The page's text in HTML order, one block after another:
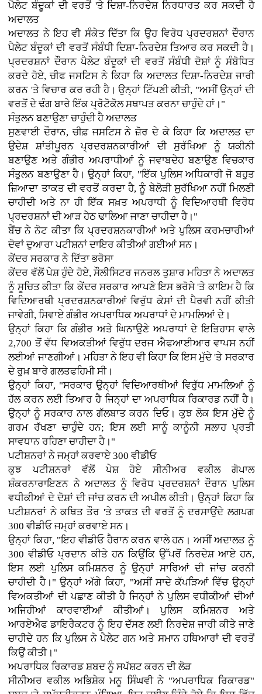
ਪੈਲੇਟ ਬੰਦੂਕਾਂ ਦੀ ਵਰਤੋਂ 'ਤੇ ਦਿਸ਼ਾ-ਨਿਰਦੇਸ਼ ਨਿਰਧਾਰਤ ਕਰ ਸਕਦੀ ਹੈ
ਅਦਾਲਤ
ਅਦਾਲਤ ਨੇ ਇਹ ਵੀ ਸੰਕੇਤ ਦਿੱਤਾ ਕਿ ਉਹ ਵਿਰੋਧ ਪ੍ਰਦਰਸ਼ਨਾਂ ਦੌਰਾਨ
ਪੈਲੇਟ ਬੰਦੂਕਾਂ ਦੀ ਵਰਤੋਂ ਸੰਬੰਧੀ ਦਿਸ਼ਾ-ਨਿਰਦੇਸ਼ ਤਿਆਰ ਕਰ ਸਕਦੀ ਹੈ।
ਪ੍ਰਦਰਸ਼ਨਾਂ ਦੌਰਾਨ ਪੈਲੇਟ ਬੰਦੂਕਾਂ ਦੀ ਵਰਤੋਂ ਸੰਬੰਧੀ ਦੋਸ਼ਾਂ ਨੂੰ ਸੰਬੋਧਿਤ
ਕਰਦੇ ਹੋਏ, ਚੀਫ ਜਸਟਿਸ ਨੇ ਕਿਹਾ ਕਿ ਅਦਾਲਤ ਦਿਸ਼ਾ-ਨਿਰਦੇਸ਼ ਜਾਰੀ
ਕਰਨ 'ਤੇ ਵਿਚਾਰ ਕਰ ਰਹੀ ਹੈ। ਉਨ੍ਹਾਂ ਟਿੱਪਣੀ ਕੀਤੀ, "ਅਸੀਂ ਉਨ੍ਹਾਂ ਦੀ
ਵਰਤੋਂ ਦੇ ਢੰਗ ਬਾਰੇ ਇੱਕ ਪ੍ਰੋਟੋਕੋਲ ਸਥਾਪਤ ਕਰਨਾ ਚਾਹੁੰਦੇ ਹਾਂ।"
ਸੰਤੁਲਨ ਬਣਾਉਣਾ ਚਾਹੁੰਦੀ ਹੈ ਅਦਾਲਤ
ਸੁਣਵਾਈ ਦੌਰਾਨ, ਚੀਫ਼ ਜਸਟਿਸ ਨੇ ਜ਼ੋਰ ਦੇ ਕੇ ਕਿਹਾ ਕਿ ਅਦਾਲਤ ਦਾ
ਉਦੇਸ਼ ਸ਼ਾਂਤੀਪੂਰਨ ਪ੍ਰਦਰਸ਼ਨਕਾਰੀਆਂ ਦੀ ਸੁਰੱਖਿਆ ਨੂੰ ਯਕੀਨੀ
ਬਣਾਉਣ ਅਤੇ ਗੰਭੀਰ ਅਪਰਾਧੀਆਂ ਨੂੰ ਜਵਾਬਦੇਹ ਬਣਾਉਣ ਵਿਚਕਾਰ
ਸੰਤੁਲਨ ਬਣਾਉਣਾ ਹੈ। ਉਨ੍ਹਾਂ ਕਿਹਾ, "ਇੱਕ ਪੁਲਿਸ ਅਧਿਕਾਰੀ ਜੋ ਬਹੁਤ
ਜ਼ਿਆਦਾ ਤਾਕਤ ਦੀ ਵਰਤੋਂ ਕਰਦਾ ਹੈ, ਨੂੰ ਬੇਲੋੜੀ ਸੁਰੱਖਿਆ ਨਹੀਂ ਮਿਲਣੀ
ਚਾਹੀਦੀ ਅਤੇ ਨਾ ਹੀ ਇੱਕ ਸਖ਼ਤ ਅਪਰਾਧੀ ਨੂੰ ਵਿਦਿਆਰਥੀ ਵਿਰੋਧ
ਪ੍ਰਦਰਸ਼ਨਾਂ ਦੀ ਆੜ ਹੇਠ ਢਾਲਿਆ ਜਾਣਾ ਚਾਹੀਦਾ ਹੈ।"
ਬੈਂਚ ਨੇ ਨੋਟ ਕੀਤਾ ਕਿ ਪ੍ਰਦਰਸ਼ਨਕਾਰੀਆਂ ਅਤੇ ਪੁਲਿਸ ਕਰਮਚਾਰੀਆਂ
ਦੋਵਾਂ ਦੁਆਰਾ ਪਟੀਸ਼ਨਾਂ ਦਾਇਰ ਕੀਤੀਆਂ ਗਈਆਂ ਸਨ।
ਕੇਂਦਰ ਸਰਕਾਰ ਨੇ ਦਿੱਤਾ ਭਰੋਸਾ
ਕੇਂਦਰ ਵੱਲੋਂ ਪੇਸ਼ ਹੁੰਦੇ ਹੋਏ, ਸੌਲੀਸਿਟਰ ਜਨਰਲ ਤੁਸ਼ਾਰ ਮਹਿਤਾ ਨੇ ਅਦਾਲਤ
ਨੂੰ ਸੂਚਿਤ ਕੀਤਾ ਕਿ ਕੇਂਦਰ ਸਰਕਾਰ ਆਪਣੇ ਇਸ ਭਰੋਸੇ 'ਤੇ ਕਾਇਮ ਹੈ ਕਿ
ਵਿਦਿਆਰਥੀ ਪ੍ਰਦਰਸ਼ਨਕਾਰੀਆਂ ਵਿਰੁੱਧ ਕੇਸਾਂ ਦੀ ਪੈਰਵੀ ਨਹੀਂ ਕੀਤੀ
ਜਾਵੇਗੀ, ਸਿਵਾਏ ਗੰਭੀਰ ਅਪਰਾਧਿਕ ਅਪਰਾਧਾਂ ਦੇ ਮਾਮਲਿਆਂ ਦੇ।
ਉਨ੍ਹਾਂ ਕਿਹਾ ਕਿ ਗੰਭੀਰ ਅਤੇ ਘਿਨਾਉਣੇ ਅਪਰਾਧਾਂ ਦੇ ਇਤਿਹਾਸ ਵਾਲੇ
2,700 ਤੋਂ ਵੱਧ ਵਿਅਕਤੀਆਂ ਵਿਰੁੱਧ ਦਰਜ ਐਫਆਈਆਰ ਵਾਪਸ ਨਹੀਂ
ਲਈਆਂ ਜਾਣਗੀਆਂ। ਮਹਿਤਾ ਨੇ ਇਹ ਵੀ ਕਿਹਾ ਕਿ ਇਸ ਮੁੱਦੇ 'ਤੇ ਸਰਕਾਰ
ਦੇ ਰੁਖ਼ ਬਾਰੇ ਗਲਤਫਹਿਮੀ ਸੀ।
ਉਨ੍ਹਾਂ ਕਿਹਾ, "ਸਰਕਾਰ ਉਨ੍ਹਾਂ ਵਿਦਿਆਰਥੀਆਂ ਵਿਰੁੱਧ ਮਾਮਲਿਆਂ ਨੂੰ
ਹੱਲ ਕਰਨ ਲਈ ਤਿਆਰ ਹੈ ਜਿਨ੍ਹਾਂ ਦਾ ਅਪਰਾਧਿਕ ਰਿਕਾਰਡ ਨਹੀਂ ਹੈ।
ਉਨ੍ਹਾਂ ਨੂੰ ਸਰਕਾਰ ਨਾਲ ਗੱਲਬਾਤ ਕਰਨ ਦਿਓ। ਕੁਝ ਲੋਕ ਇਸ ਮੁੱਦੇ ਨੂੰ
ਗਰਮ ਰੱਖਣਾ ਚਾਹੁੰਦੇ ਹਨ; ਇਸ ਲਈ ਸਾਨੂੰ ਕਾਨੂੰਨੀ ਸਲਾਹ ਪ੍ਰਤੀ
ਸਾਵਧਾਨ ਰਹਿਣਾ ਚਾਹੀਦਾ ਹੈ।"
ਪਟੀਸ਼ਨਰਾਂ ਨੇ ਜਮ੍ਹਾਂ ਕਰਵਾਏ 300 ਵੀਡੀਓ
ਕੁਝ ਪਟੀਸ਼ਨਰਾਂ ਵੱਲੋਂ ਪੇਸ਼ ਹੋਏ ਸੀਨੀਅਰ ਵਕੀਲ ਗੋਪਾਲ
ਸ਼ੰਕਰਨਾਰਾਇਣਨ ਨੇ ਅਦਾਲਤ ਨੂੰ ਵਿਰੋਧ ਪ੍ਰਦਰਸ਼ਨਾਂ ਦੌਰਾਨ ਪੁਲਿਸ
ਵਧੀਕੀਆਂ ਦੇ ਦੋਸ਼ਾਂ ਦੀ ਜਾਂਚ ਕਰਨ ਦੀ ਅਪੀਲ ਕੀਤੀ। ਉਨ੍ਹਾਂ ਕਿਹਾ ਕਿ
ਪਟੀਸ਼ਨਰਾਂ ਨੇ ਕਥਿਤ ਤੌਰ 'ਤੇ ਤਾਕਤ ਦੀ ਵਰਤੋਂ ਨੂੰ ਦਰਸਾਉਂਦੇ ਲਗਪਗ
300 ਵੀਡੀਓ ਜਮ੍ਹਾਂ ਕਰਵਾਏ ਸਨ।
ਉਨ੍ਹਾਂ ਕਿਹਾ, "ਇਹ ਵੀਡੀਓ ਹੈਰਾਨ ਕਰਨ ਵਾਲੇ ਹਨ। ਅਸੀਂ ਅਦਾਲਤ ਨੂੰ
300 ਵੀਡੀਓ ਪ੍ਰਦਾਨ ਕੀਤੇ ਹਨ ਕਿਉਂਕਿ ਉੱਪਰੋਂ ਨਿਰਦੇਸ਼ ਆਏ ਹਨ,
ਇਸ ਲਈ ਪੁਲਿਸ ਕਮਿਸ਼ਨਰ ਨੂੰ ਉਨ੍ਹਾਂ ਸਾਰਿਆਂ ਦੀ ਜਾਂਚ ਕਰਨੀ
ਚਾਹੀਦੀ ਹੈ।" ਉਨ੍ਹਾਂ ਅੱਗੇ ਕਿਹਾ, "ਅਸੀਂ ਸਾਦੇ ਕੱਪੜਿਆਂ ਵਿੱਚ ਉਨ੍ਹਾਂ
ਵਿਅਕਤੀਆਂ ਦੀ ਪਛਾਣ ਕੀਤੀ ਹੈ ਜਿਨ੍ਹਾਂ ਨੇ ਪੁਲਿਸ ਵਧੀਕੀਆਂ ਦੀਆਂ
ਅਜਿਹੀਆਂ ਕਾਰਵਾਈਆਂ ਕੀਤੀਆਂ। ਪੁਲਿਸ ਕਮਿਸ਼ਨਰ ਅਤੇ
ਆਰਏਐਫ ਡਾਇਰੈਕਟਰ ਨੂੰ ਇਹ ਦੱਸਣ ਲਈ ਨਿਰਦੇਸ਼ ਜਾਰੀ ਕੀਤੇ ਜਾਣੇ
ਚਾਹੀਦੇ ਹਨ ਕਿ ਪੁਲਿਸ ਨੇ ਪੈਲੇਟ ਗਨ ਅਤੇ ਸਮਾਨ ਹਥਿਆਰਾਂ ਦੀ ਵਰਤੋਂ
ਕਿਉਂ ਕੀਤੀ।"
ਅਪਰਾਧਿਕ ਰਿਕਾਰਡ ਸ਼ਬਦ ਨੂੰ ਸਪੱਸ਼ਟ ਕਰਨ ਦੀ ਲੋੜ
ਸੀਨੀਅਰ ਵਕੀਲ ਅਭਿਸ਼ੇਕ ਮਨੂ ਸਿੰਘਵੀ ਨੇ "ਅਪਰਾਧਿਕ ਰਿਕਾਰਡ"